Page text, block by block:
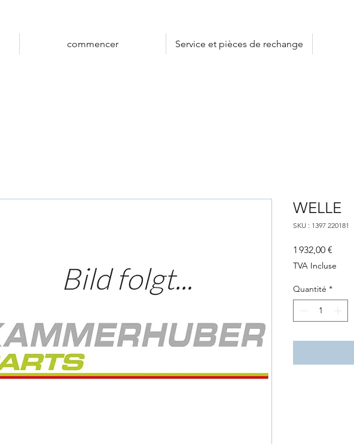
commencer Service et pièces de rechange
WELLE
SKU : 1397 220181
1 932,00 €
TVA Incluse
Quantité *